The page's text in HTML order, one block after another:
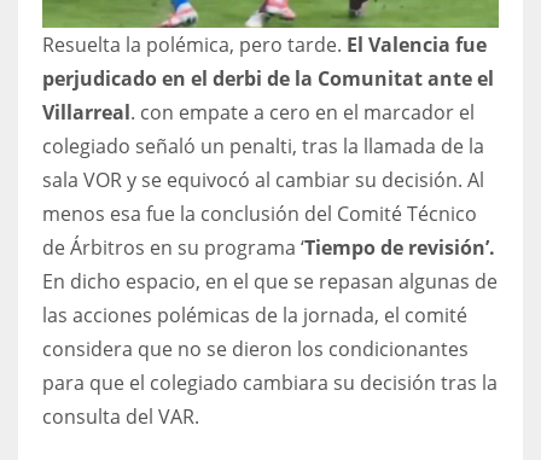
DEN
24
PIT
20
NE
16
Resuelta la polémica, pero tarde. El Valencia fue
perjudicado en el derbi de la Comunitat ante el
Villarreal. con empate a cero en el marcador el
colegiado señaló un penalti, tras la llamada de la
sala VOR y se equivocó al cambiar su decisión. Al
menos esa fue la conclusión del Comité Técnico
de Árbitros en su programa ‘Tiempo de revisión’.
En dicho espacio, en el que se repasan algunas de
las acciones polémicas de la jornada, el comité
considera que no se dieron los condicionantes
para que el colegiado cambiara su decisión tras la
consulta del VAR.